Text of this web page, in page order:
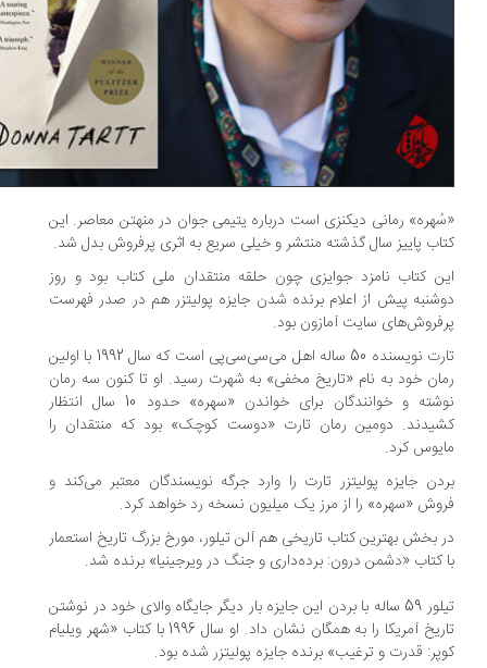
رمانی دیکنزی است درباره یتیمی جوان در منهتن معاصر. این
پاییز سال گذشته منتشر و خیلی سریع به اثری پرفروش بدل شد.
کتاب نامزد جوایزی چون حلقه منتقدان ملی کتاب بود و روز
پیش از اعلام برنده شدن جایزه پولیتزر هم در صدر فهرست
سایت آمازون بود.
تارت نویسنده 50 ساله اهل می‌سی‌سی‌پی است که سال 1992 با اولین
خود به نام «تاریخ مخفی» به شهرت رسید. او تا کنون سه رمان
نوشته و خوانندگان برای خواندن «سهره» حدود 10 سال انتظار
دومین رمان تارت «دوست کوچک» بود که منتقدان را
کرد.
جایزه پولیتزر تارت را وارد جرگه نویسندگان معتبر می‌کند و
«سهره» را از مرز یک میلیون نسخه رد خواهد کرد.
بخش بهترین کتاب تاریخی هم آلن تیلور، مورخ بزرگ تاریخ استعمار
کتاب «دشمن درون: برده‌داری و جنگ در ویرجینیا» برنده شد.
تیلور 59 ساله با بردن این جایزه بار دیگر جایگاه والای خود در نوشتن
تاریخ آمریکا را به همگان نشان داد. او سال 1996 با کتاب «شهر ویلیام
قدرت و ترغیب» برنده جایزه پولیتزر شده بود.